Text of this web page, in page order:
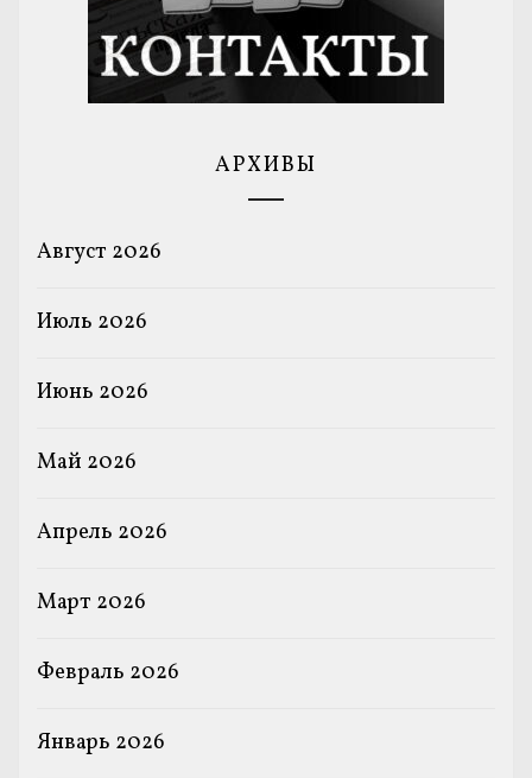
АРХИВЫ
Август 2026
Июль 2026
Июнь 2026
Май 2026
Апрель 2026
Март 2026
Февраль 2026
Январь 2026